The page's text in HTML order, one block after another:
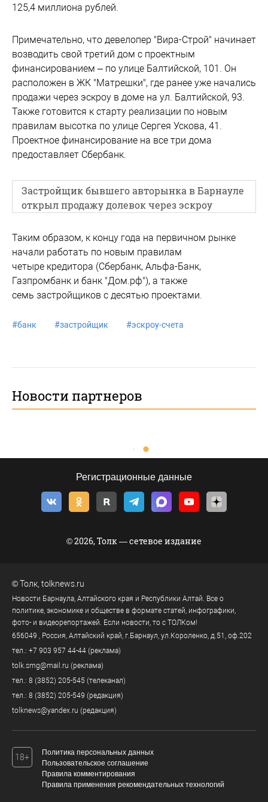
125,4 миллиона рублей.
Примечательно, что девелопер "Вира-Строй" начинает
возводить свой третий дом с проектным
финансированием – по улице Балтийской, 101. Он
расположен в ЖК "Матрешки", где ранее уже начались
продажи через эскроу в доме на ул. Балтийской, 93.
Также готовится к старту реализации по новым
правилам высотка по улице Сергея Ускова, 41.
Проектное финансирование на все три дома
предоставляет Сбербанк.
Застройщик бывшего авторынка в Барнауле
открыл продажу долевок через эскроу
Таким образом, к концу года на первичном рынке
начали работать по новым правилам
четыре кредитора (Сбербанк, Альфа-Банк,
Газпромбанк и банк "Дом.рф"), а также
семь застройщиков с десятью проектами.
#банк #застройщик #эскроу-счета
Новости партнеров
Регистрационные данные
© 2026, Толк — сетевое издание
©Толк tolknews.ru
Новости Барнаула, Алтайского края и Республики Алтай. Все о
политике, экономике и обществе в формате статей, инфографики,
фото- и видеорепортажей. Если новости, то с ТОЛКом!
656049 , Россия, Алтайский край, г.Барнаул, ул.Короленко, д.51, оф.202
тел.: +7 903 957 44-44 (реклама)
tolk.smg@mail.ru (реклама)
тел.: 8 (3852) 205-545 (телеканал)
тел.: 8 (3852) 205-549 (редакция)
tolknews@yandex.ru (редакция)
18+
Политика персональных данных
Пользовательское соглашение
Правила комментирования
Правила применения рекомендательных технологий